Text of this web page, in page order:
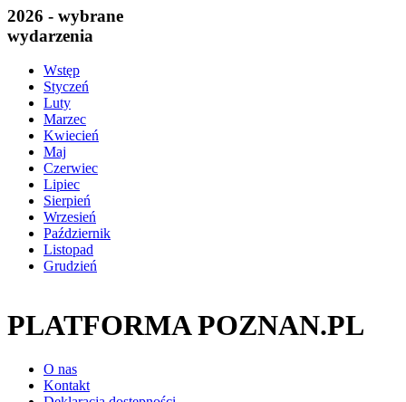
2026 - wybrane
wydarzenia
Wstęp
Styczeń
Luty
Marzec
Kwiecień
Maj
Czerwiec
Lipiec
Sierpień
Wrzesień
Październik
Listopad
Grudzień
PLATFORMA POZNAN.PL
O nas
Kontakt